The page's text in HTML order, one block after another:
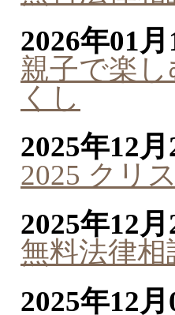
2026年01月
親子で楽
くし
2025年12月
2025 クリ
2025年12月
無料法律相
2025年12月